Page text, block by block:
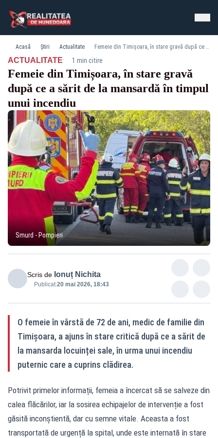
Acasă Știri Actualitate Femeie din Timișoara, în stare gravă după ce a sărit de la mansardă în timpul unui incendiu
ACTUALITATE· 1 min citire
Femeie din Timișoara, în stare gravă
după ce a sărit de la mansardă în timpul
unui incendiu
Smurd - Pompieri
Scris de Ionuț Nichita
Publicat:20 mai 2026, 18:43
O femeie în vârstă de 72 de ani, medic de familie din
Timișoara, a ajuns în stare critică după ce a sărit de
la mansarda locuinței sale, în urma unui incendiu
puternic care a cuprins clădirea.
Potrivit primelor informații, femeia a încercat să se salveze din
calea flăcărilor, iar la sosirea echipajelor de intervenție a fost
găsită inconștientă, dar cu semne vitale. Aceasta a fost
transportată de urgență la spital, unde este internată în stare